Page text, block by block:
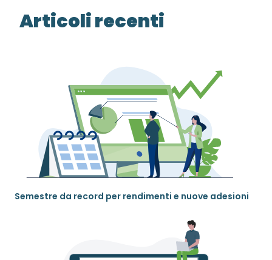
Articoli recenti
Semestre da record per rendimenti e nuove adesioni